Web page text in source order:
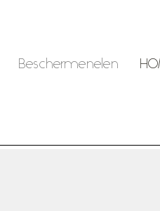
Beschermenelen